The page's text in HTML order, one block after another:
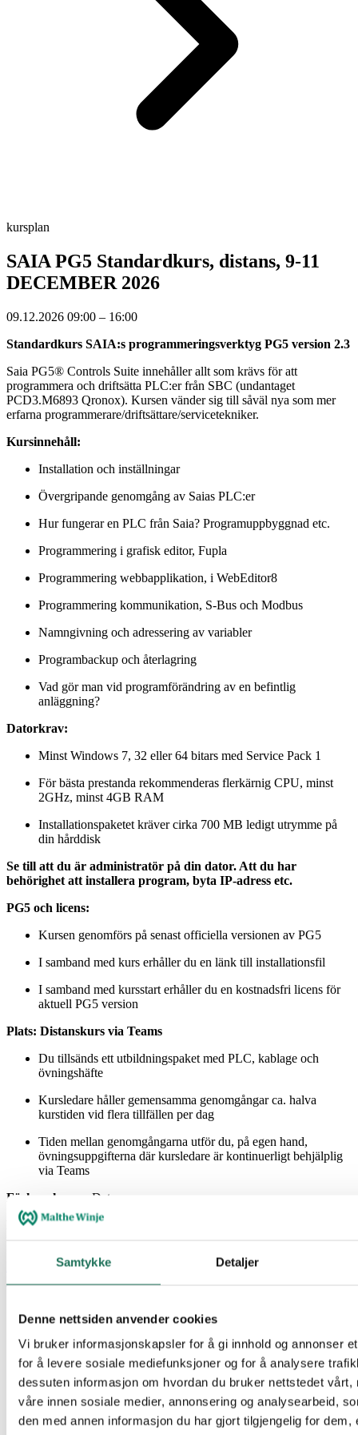
Samtykke Detaljer
Denne nettsiden anvender cookies
Vi bruker informasjonskapsler for å gi innhold og annonser
for å levere sosiale mediefunksjoner og for å analysere
dessuten informasjon om hvordan du bruker nettstedet vårt,
våre innen sosiale medier, annonsering og analysearbeid,
den med annen informasjon du har gjort tilgjengelig for dem,
kursplan
SAIA PG5 Standardkurs, distans, 9-11
DECEMBER 2026
09.12.2026 09:00 – 16:00
Standardkurs SAIA:s programmeringsverktyg PG5 version 2.3
Saia PG5® Controls Suite innehåller allt som krävs för att
programmera och driftsätta PLC:er från SBC (undantaget
PCD3.M6893 Qronox). Kursen vänder sig till såväl nya som mer
erfarna programmerare/driftsättare/servicetekniker.
Kursinnehåll:
Installation och inställningar
Övergripande genomgång av Saias PLC:er
Hur fungerar en PLC från Saia? Programuppbyggnad etc.
Programmering i grafisk editor, Fupla
Programmering webbapplikation, i WebEditor8
Programmering kommunikation, S-Bus och Modbus
Namngivning och adressering av variabler
Programbackup och återlagring
Vad gör man vid programförändring av en befintlig
anläggning?
Datorkrav:
Minst Windows 7, 32 eller 64 bitars med Service Pack 1
För bästa prestanda rekommenderas flerkärnig CPU, minst
2GHz, minst 4GB RAM
Installationspaketet kräver cirka 700 MB ledigt utrymme på
din hårddisk
Se till att du är administratör på din dator. Att du har
behörighet att installera program, byta IP-adress etc.
PG5 och licens:
Kursen genomförs på senast officiella versionen av PG5
I samband med kurs erhåller du en länk till installationsfil
I samband med kursstart erhåller du en kostnadsfri licens för
aktuell PG5 version
Plats: Distanskurs via Teams
Du tillsänds ett utbildningspaket med PLC, kablage och
övningshäfte
Kursledare håller gemensamma genomgångar ca. halva
kurstiden vid flera tillfällen per dag
Tiden mellan genomgångarna utför du, på egen hand,
övningsuppgifterna där kursledare är kontinuerligt behjälplig
via Teams
Förkunskaper: Datorvana
Kostnad:12 000 kr exkl. moms. Eventuell rabatt enligt
Har du någon fråga, fundering eller önskemål angående utbildning,
klicka här